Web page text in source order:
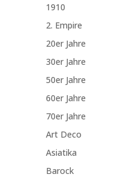
1910
2. Empire
20er Jahre
30er Jahre
50er Jahre
60er Jahre
70er Jahre
Art Deco
Asiatika
Barock